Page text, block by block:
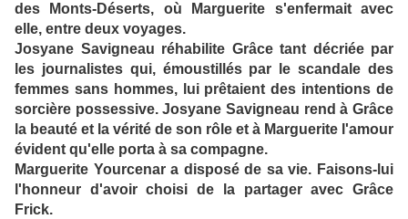
des Monts-Déserts, où Marguerite s'enfermait avec
elle, entre deux voyages.
Josyane Savigneau réhabilite Grâce tant décriée par
les journalistes qui, émoustillés par le scandale des
femmes sans hommes, lui prêtaient des intentions de
sorcière possessive. Josyane Savigneau rend à Grâce
la beauté et la vérité de son rôle et à Marguerite l'amour
évident qu'elle porta à sa compagne.
Marguerite Yourcenar a disposé de sa vie. Faisons-lui
l'honneur d'avoir choisi de la partager avec Grâce
Frick.